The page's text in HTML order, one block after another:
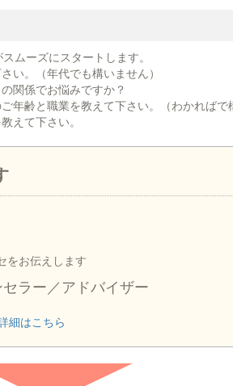
ムーズにスタートします。
い。（年代でも構いません）
関係でお悩みですか？
年齢と職業を教えて下さい。（わかればで
えて下さい。
をお伝えします
ラー／アドバイザー
細はこちら